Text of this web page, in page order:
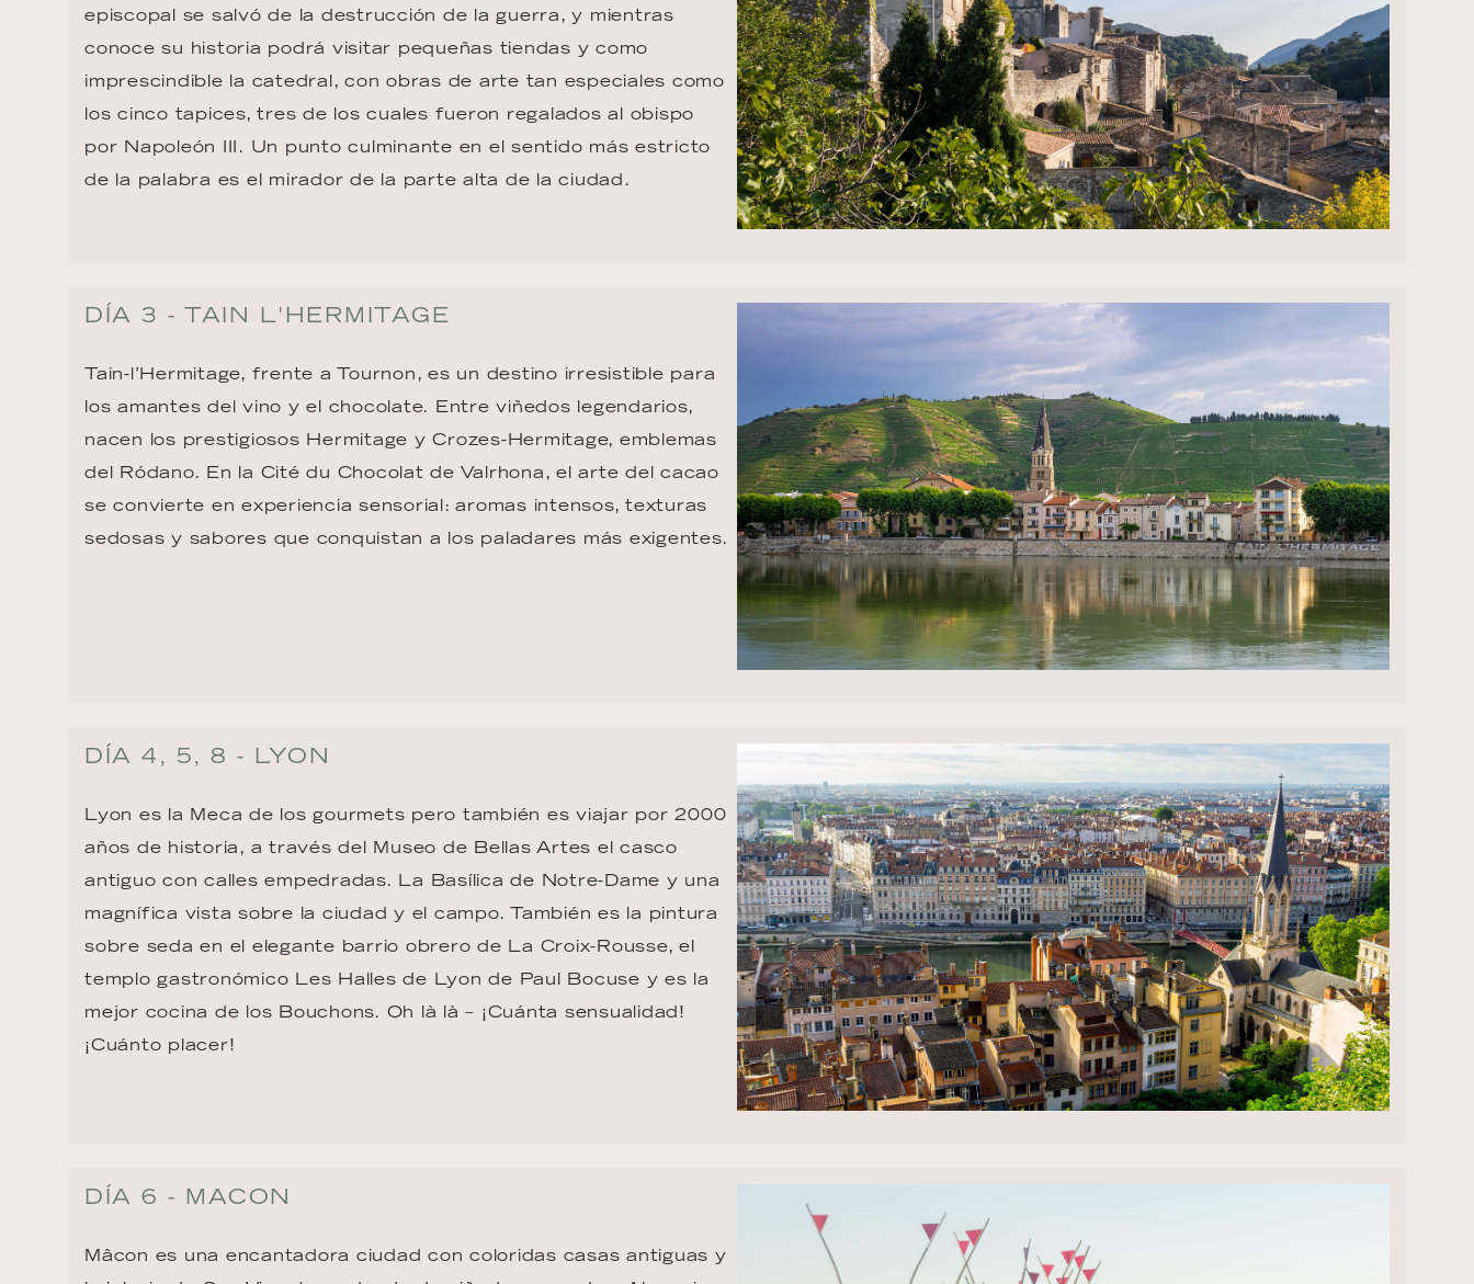
episcopal se salvó de la destrucción de la guerra, y mientras
conoce su historia podrá visitar pequeñas tiendas y como
imprescindible la catedral, con obras de arte tan especiales como
los cinco tapices, tres de los cuales fueron regalados al obispo
por Napoleón III. Un punto culminante en el sentido más estricto
de la palabra es el mirador de la parte alta de la ciudad.
DÍA 3 - TAIN L'HERMITAGE
Tain-l’Hermitage, frente a Tournon, es un destino irresistible para
los amantes del vino y el chocolate. Entre viñedos legendarios,
nacen los prestigiosos Hermitage y Crozes-Hermitage, emblemas
del Ródano. En la Cité du Chocolat de Valrhona, el arte del cacao
se convierte en experiencia sensorial: aromas intensos, texturas
sedosas y sabores que conquistan a los paladares más exigentes.
DÍA 4, 5, 8 - LYON
Lyon es la Meca de los gourmets pero también es viajar por 2000
años de historia, a través del Museo de Bellas Artes el casco
antiguo con calles empedradas. La Basílica de Notre-Dame y una
magnífica vista sobre la ciudad y el campo. También es la pintura
sobre seda en el elegante barrio obrero de La Croix-Rousse, el
templo gastronómico Les Halles de Lyon de Paul Bocuse y es la
mejor cocina de los Bouchons. Oh là là – ¡Cuánta sensualidad!
¡Cuánto placer!
DÍA 6 - MACON
Mâcon es una encantadora ciudad con coloridas casas antiguas y